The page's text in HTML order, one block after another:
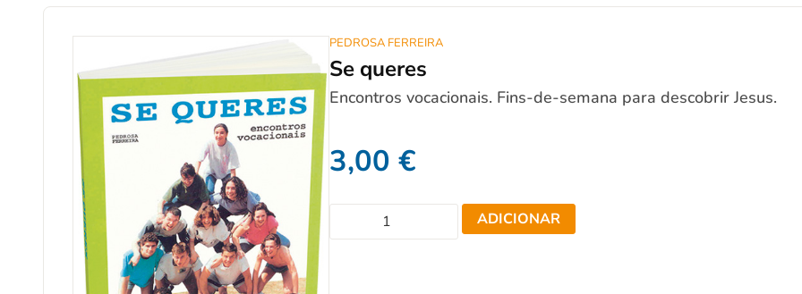
PEDROSA FERREIRA
Se queres
Encontros vocacionais. Fins-de-semana para descobrir Jesus.
3,00€
ADICIONAR